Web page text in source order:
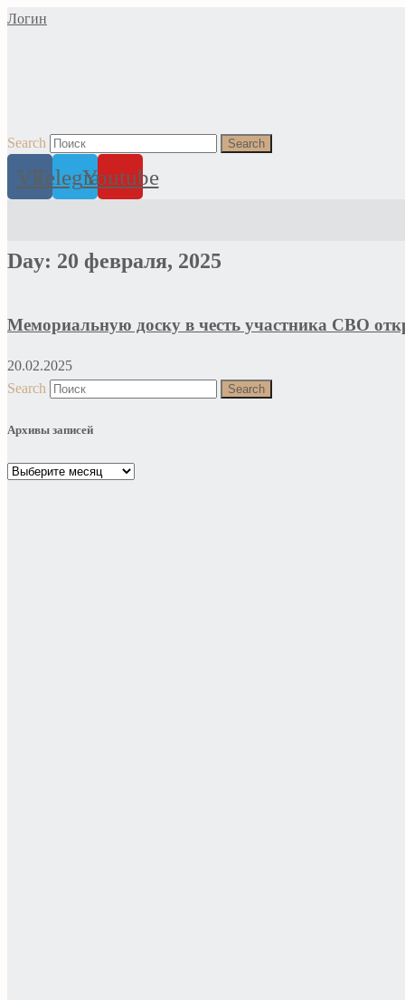
Перейти
Логин
Search Search
VkTelegramYoutube
Day: 20 февраля, 2025
Мемориальную доску в честь участника СВО
20.02.2025
Search
Search
Архивы записей
Архивы